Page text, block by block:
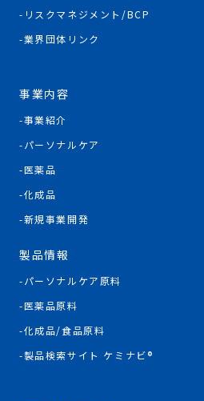
リスクマネジメント/BCP
業界団体リンク
事業内容
事業紹介
パーソナルケア
医薬品
化成品
新規事業開発
製品情報
パーソナルケア原料
医薬品原料
化成品/食品原料
製品検索サイト ケミナビ®